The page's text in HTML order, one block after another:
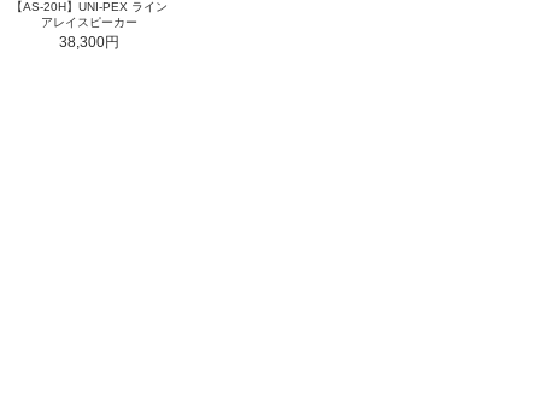
【AS-20H】UNI-PEX ライン
アレイスピーカー
38,300円